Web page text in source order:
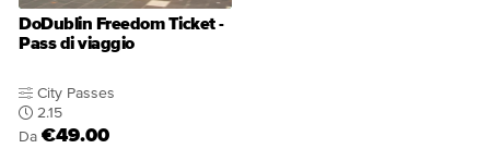
DoDublin Freedom Ticket -
Pass di viaggio
City Passes
2.15
Da €49.00